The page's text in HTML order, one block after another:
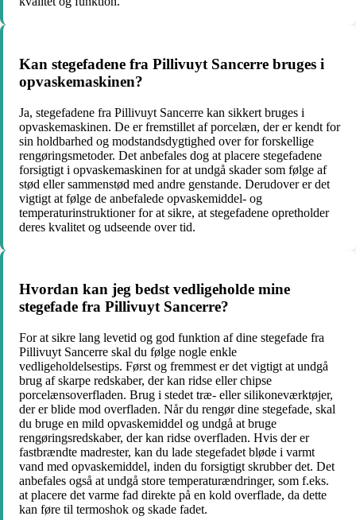
Kan stegefadene fra Pillivuyt Sancerre bruges i
opvaskemaskinen?
Ja, stegefadene fra Pillivuyt Sancerre kan sikkert bruges i
opvaskemaskinen. De er fremstillet af porcelæn, der er kendt for
sin holdbarhed og modstandsdygtighed over for forskellige
rengøringsmetoder. Det anbefales dog at placere stegefadene
forsigtigt i opvaskemaskinen for at undgå skader som følge af
stød eller sammenstød med andre genstande. Derudover er det
vigtigt at følge de anbefalede opvaskemiddel- og
temperaturinstruktioner for at sikre, at stegefadene opretholder
deres kvalitet og udseende over tid.
Hvordan kan jeg bedst vedligeholde mine
stegefade fra Pillivuyt Sancerre?
For at sikre lang levetid og god funktion af dine stegefade fra
Pillivuyt Sancerre skal du følge nogle enkle
vedligeholdelsestips. Først og fremmest er det vigtigt at undgå
brug af skarpe redskaber, der kan ridse eller chipse
porcelænsoverfladen. Brug i stedet træ- eller silikoneværktøjer,
der er blide mod overfladen. Når du rengør dine stegefade, skal
du bruge en mild opvaskemiddel og undgå at bruge
rengøringsredskaber, der kan ridse overfladen. Hvis der er
fastbrændte madrester, kan du lade stegefadet bløde i varmt
vand med opvaskemiddel, inden du forsigtigt skrubber det. Det
anbefales også at undgå store temperaturændringer, som f.eks.
at placere det varme fad direkte på en kold overflade, da dette
kan føre til termoshok og skade fadet.